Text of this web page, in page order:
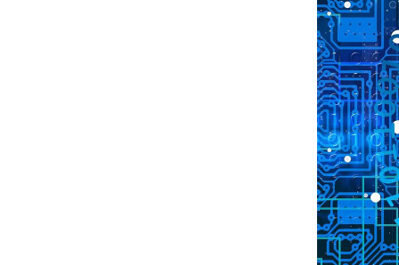
День
только